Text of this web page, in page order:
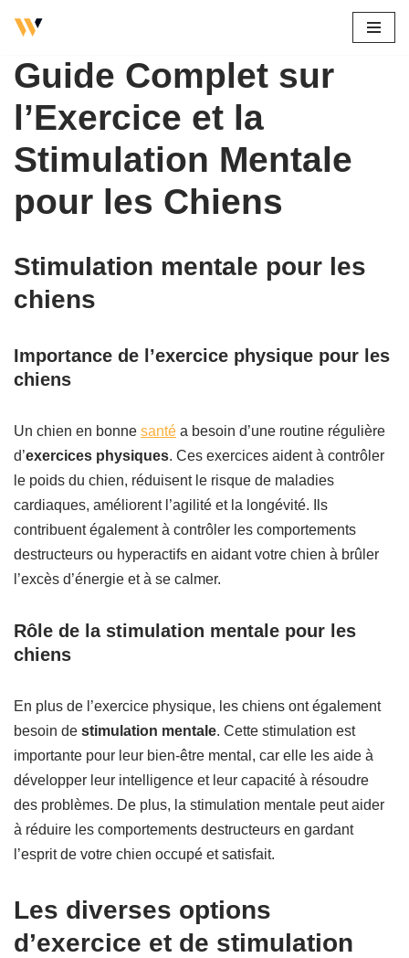
au
Guide Complet sur
l’Exercice et la
Stimulation Mentale
pour les Chiens
Stimulation mentale pour les
chiens
Importance de l’exercice physique pour les
chiens
Un chien en bonne santé a besoin d’une routine régulière
d’exercices physiques. Ces exercices aident à contrôler
le poids du chien, réduisent le risque de maladies
cardiaques, améliorent l’agilité et la longévité. Ils
contribuent également à contrôler les comportements
destructeurs ou hyperactifs en aidant votre chien à brûler
l’excès d’énergie et à se calmer.
Rôle de la stimulation mentale pour les
chiens
En plus de l’exercice physique, les chiens ont également
besoin de stimulation mentale. Cette stimulation est
importante pour leur bien-être mental, car elle les aide à
développer leur intelligence et leur capacité à résoudre
des problèmes. De plus, la stimulation mentale peut aider
à réduire les comportements destructeurs en gardant
l’esprit de votre chien occupé et satisfait.
Les diverses options
d’exercice et de stimulation